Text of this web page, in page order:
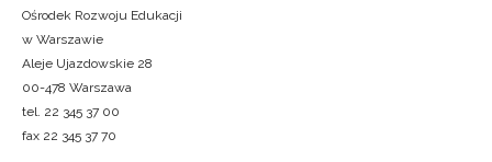
Ośrodek Rozwoju Edukacji
w Warszawie
Aleje Ujazdowskie 28
00-478 Warszawa
tel. 22 345 37 00
fax 22 345 37 70